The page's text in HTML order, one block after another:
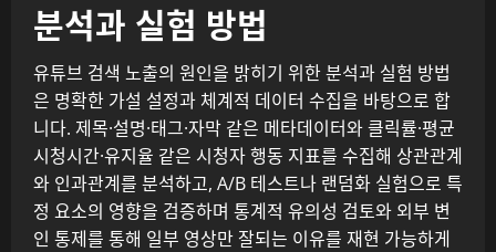
분석과 실험 방법
유튜브 검색 노출의 원인을 밝히기 위한 분석과 실험 방법
은 명확한 가설 설정과 체계적 데이터 수집을 바탕으로 합
니다. 제목·설명·태그·자막 같은 메타데이터와 클릭률·평균
시청시간·유지율 같은 시청자 행동 지표를 수집해 상관관계
와 인과관계를 분석하고, A/B 테스트나 랜덤화 실험으로 특
정 요소의 영향을 검증하며 통계적 유의성 검토와 외부 변
인 통제를 통해 일부 영상만 잘되는 이유를 재현 가능하게